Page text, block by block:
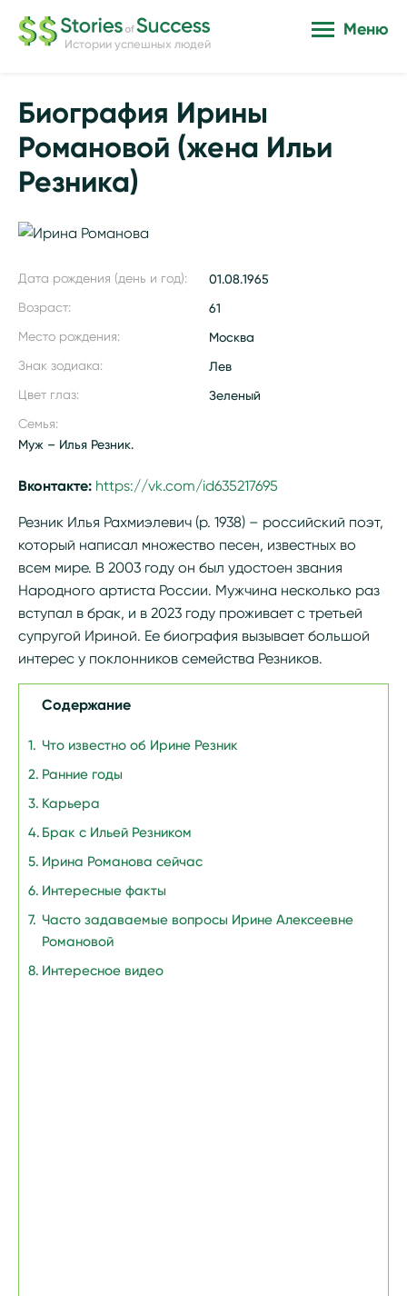
Истории успешных людей
Меню
Биография Ирины
Романовой (жена Ильи
Резника)
Дата рождения (день и год): 01.08.1965
Возраст: 61
Место рождения: Москва
Знак зодиака: Лев
Цвет глаз: Зеленый
Семья:
Муж – Илья Резник.
Вконтакте: https://vk.com/id635217695
Резник Илья Рахмиэлевич (р. 1938) – российский поэт,
который написал множество песен, известных во
всем мире. В 2003 году он был удостоен звания
Народного артиста России. Мужчина несколько раз
вступал в брак, и в 2023 году проживает с третьей
супругой Ириной. Ее биография вызывает большой
интерес у поклонников семейства Резников.
Содержание
Что известно об Ирине Резник
Ранние годы
Карьера
Брак с Ильей Резником
Ирина Романова сейчас
Интересные факты
Часто задаваемые вопросы Ирине Алексеевне
Романовой
Интересное видео